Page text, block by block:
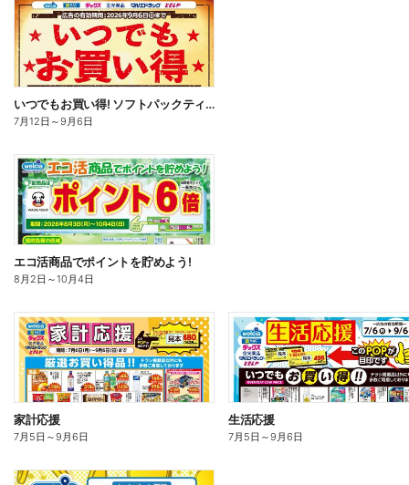
いつでもお買い得! ソフトパックティッシュ
7月12日 ～9月6日
エコ活商品でポイントを貯めよう!
8月2日 ～10月4日
家計応援
7月5日 ～9月6日
生活応援
7月5日 ～9月6日